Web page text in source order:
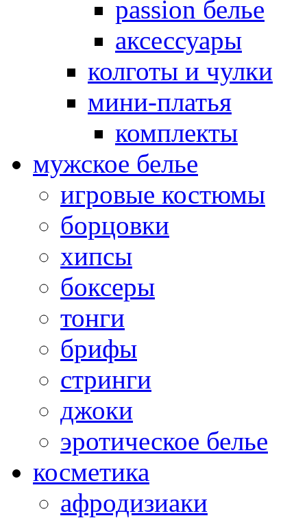
passion белье
аксессуары
колготы и чулки
мини-платья
комплекты
мужское белье
игровые костюмы
борцовки
хипсы
боксеры
тонги
брифы
стринги
джоки
эротическое белье
косметика
афродизиаки